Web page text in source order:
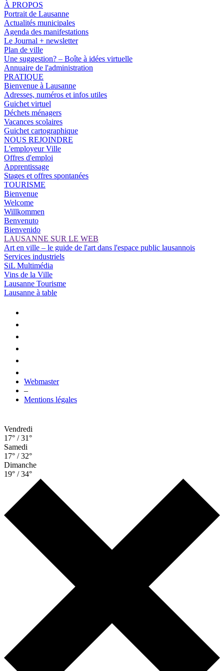
À PROPOS
Portrait de Lausanne
Actualités municipales
Agenda des manifestations
Le Journal + newsletter
Plan de ville
Une suggestion? – Boîte à idées virtuelle
Annuaire de l'administration
PRATIQUE
Bienvenue à Lausanne
Adresses, numéros et infos utiles
Guichet virtuel
Déchets ménagers
Vacances scolaires
Guichet cartographique
NOUS REJOINDRE
L'employeur Ville
Offres d'emploi
Apprentissage
Stages et offres spontanées
TOURISME
Bienvenue
Welcome
Willkommen
Benvenuto
Bienvenido
LAUSANNE SUR LE WEB
Art en ville – le guide de l'art dans l'espace public lausannois
Services industriels
SiL Multimédia
Vins de la Ville
Lausanne Tourisme
Lausanne à table
Webmaster
–
Mentions légales
Vendredi
17° / 31°
Samedi
17° / 32°
Dimanche
19° / 34°